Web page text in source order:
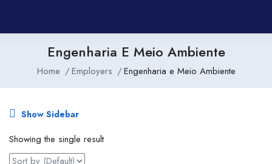
Engenharia E Meio Ambiente
Home Employers Engenharia e Meio Ambiente
Show Sidebar
Showing the single result